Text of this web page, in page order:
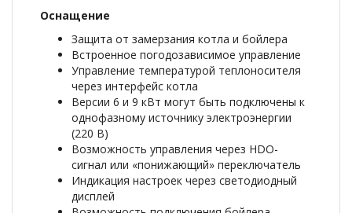
Оснащение
Защита от замерзания котла и бойлера
Встроенное погодозависимое управление
Управление температурой теплоносителя
через интерфейс котла
Версии 6 и 9 кВт могут быть подключены к
однофазному источнику электроэнергии
(220 В)
Возможность управления через HDO-
сигнал или «понижающий» переключатель
Индикация настроек через светодиодный
дисплей